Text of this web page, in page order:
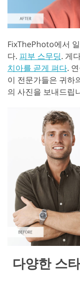
FixThePhoto에서
다. 피부 스무딩. 게
치아를 곧게 펴다.
이 전문가들은 귀하
의 사진을 보내드립
다양한 스